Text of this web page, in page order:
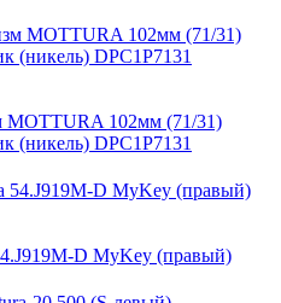
102мм (71/31)
(никель) DPC1P7131
D MyKey (правый)